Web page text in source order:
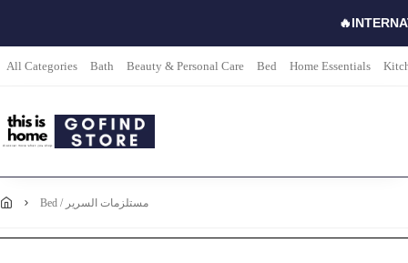
All Categories Bath Beauty & Personal Care Bed Home Essentials
bed / مستلزمات السرير